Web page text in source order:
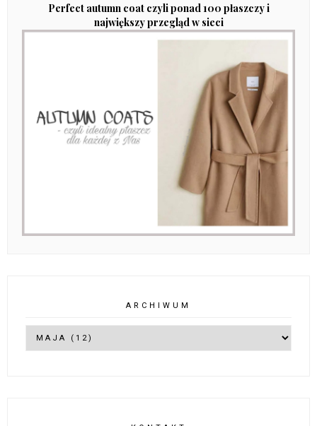
Perfect autumn coat czyli ponad 100 płaszczy i
największy przegląd w sieci
ARCHIWUM